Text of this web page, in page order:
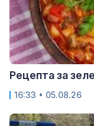
Рецепта за
16:33 • 05.08.26